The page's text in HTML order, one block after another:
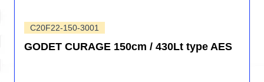
C20F22-150-3001
GODET CURAGE 150cm / 430Lt type AES